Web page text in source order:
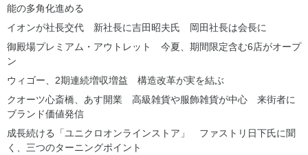
能の多角化進める
イオンが社長交代 新社長に吉田昭夫氏 岡田社長は会長に
御殿場プレミアム・アウトレット 今夏、期間限定含む6店がオープ
ン
ウィゴー、2期連続増収増益 構造改革が実を結ぶ
クオーツ心斎橋、あす開業 高級雑貨や服飾雑貨が中心 来街者に
ブランド価値発信
成長続ける「ユニクロオンラインストア」 ファストリ日下氏に聞
く、三つのターニングポイント